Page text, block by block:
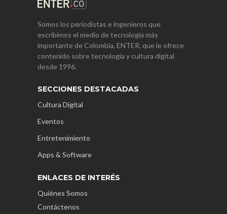
Somos los periodistas e ingenieros que
escribimos el medio de tecnología más
importante de Colombia, ENTER, que le ofrece
contenido sobre tecnología y cultura digital
desde 1996.
SECCIONES DESTACADAS
Cultura Digital
Eventos
Entretenimiento
Apps & Software
ENLACES DE INTERÉS
Quiénes Somos
Contáctenos